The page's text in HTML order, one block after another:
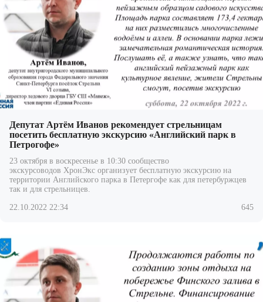
Депутат Артём Иванов рекомендует стрельницам
посетить бесплатную экскурсию «Английский парк в
Петрогофе»
23 октября в воскресенье в 10:30 сообщество
экскурсоводов ХронЭксорганизует бесплатную экскурсию на
территории Английского парка в Петергофе как для петербуржцев
так и для стрельницев.
22.10.2022 22:34 645